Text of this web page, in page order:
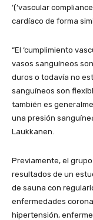
‘(‘vascular
cardíaco de forma
“El ‘cumplimiento
vasos sanguíneos
duros o todavía no
sanguíneos son
también es
una presión
Laukkanen.
Previamente, el
resultados de un
de sauna con
enfermedades
hipertensión,